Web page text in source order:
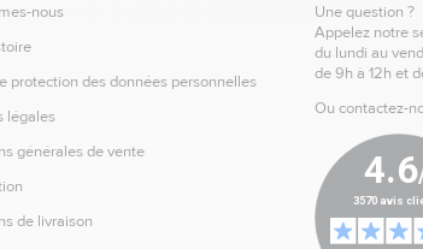
nous
protection des données personnelles
légales
générales de vente
de livraison
Une question ?
Appelez notre
du lundi au
de 9h à 12h et
Ou contactez-